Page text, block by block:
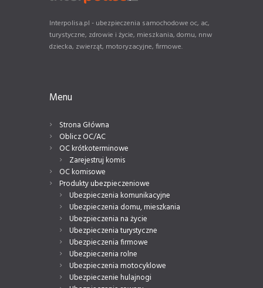
Interpolisa.pl - ubezpieczenia samochodowe oc, ac,
turystyczne, zdrowie i życie, mieszkania, domu, nnw
dziecka, zwierząt, motoryzacyjne, firmowe.
Menu
Strona Główna
Oblicz OC/AC
OC krótkoterminowe
Zarejestruj komis
OC komisowe
Produkty ubezpieczeniowe
Ubezpieczenia komunikacyjne
Ubezpieczenia domu, mieszkania
Ubezpieczenia na życie
Ubezpieczenia turystyczne
Ubezpieczenia firmowe
Ubezpieczenia rolne
Ubezpieczenia motocyklowe
Ubezpieczenie hulajnogi